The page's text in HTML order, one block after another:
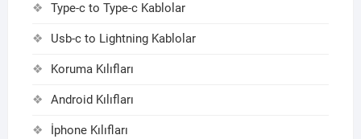
Type-c to Type-c Kablolar
Usb-c to Lightning Kablolar
Koruma Kılıfları
Android Kılıfları
İphone Kılıfları